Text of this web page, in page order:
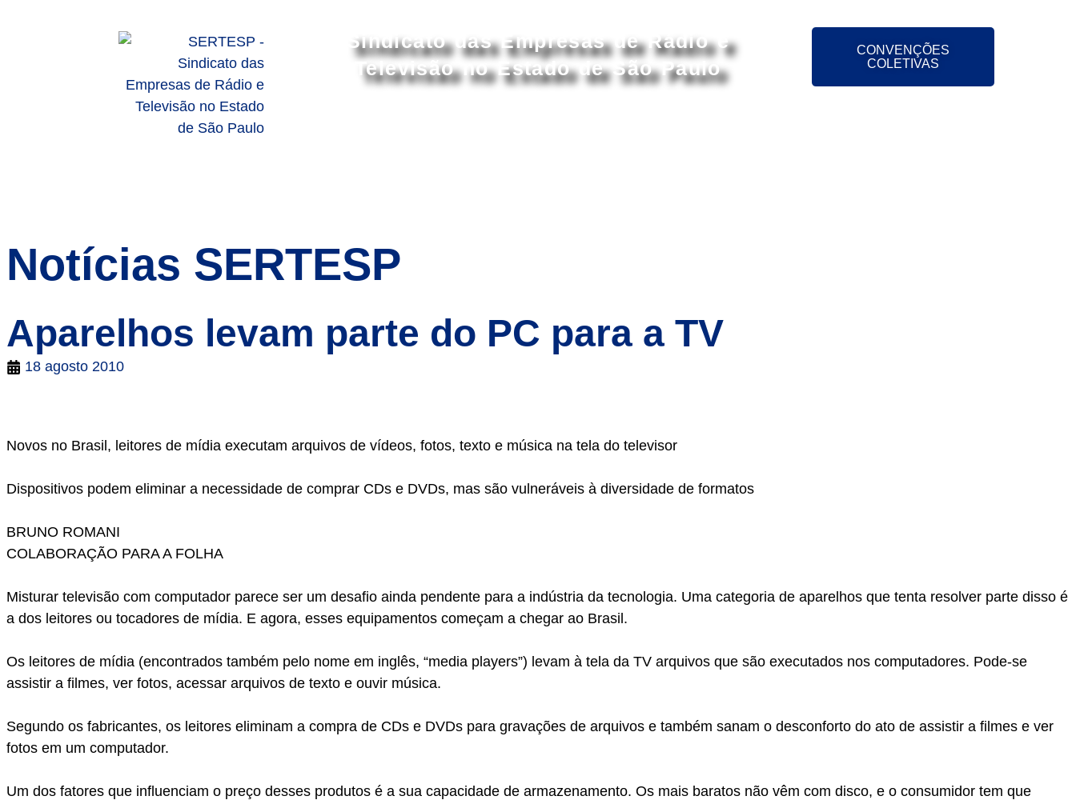
Sindicato das Empresas de Rádio e
Televisão no Estado de São Paulo
CONVENÇÕES
COLETIVAS
Notícias SERTESP
Aparelhos levam parte do PC para a TV
18 agosto 2010
Novos no Brasil, leitores de mídia executam arquivos de vídeos, fotos, texto e música na tela do televisor
Dispositivos podem eliminar a necessidade de comprar CDs e DVDs, mas são vulneráveis à diversidade de formatos
BRUNO ROMANI
COLABORAÇÃO PARA A FOLHA
Misturar televisão com computador parece ser um desafio ainda pendente para a indústria da tecnologia. Uma categoria de aparelhos que tenta resolver parte disso é
a dos leitores ou tocadores de mídia. E agora, esses equipamentos começam a chegar ao Brasil.
Os leitores de mídia (encontrados também pelo nome em inglês, “media players”) levam à tela da TV arquivos que são executados nos computadores. Pode-se
assistir a filmes, ver fotos, acessar arquivos de texto e ouvir música.
Segundo os fabricantes, os leitores eliminam a compra de CDs e DVDs para gravações de arquivos e também sanam o desconforto do ato de assistir a filmes e ver
fotos em um computador.
Um dos fatores que influenciam o preço desses produtos é a sua capacidade de armazenamento. Os mais baratos não vêm com disco, e o consumidor tem que